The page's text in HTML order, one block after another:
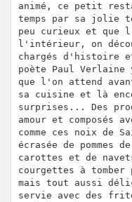
animé, ce petit
temps par sa jolie
peu curieux et que
l'intérieur, on
chargés d'histoire
poète Paul
que l'on attend
sa cuisine et là
surprises... Des
amour et composés
comme ces noix de
écrasée de pommes
carottes et de
courgettes à tomber
mais tout aussi
servie avec des